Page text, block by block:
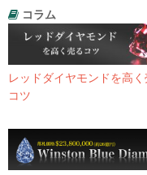
コラム
レッドダイヤモンドを高く
コツ